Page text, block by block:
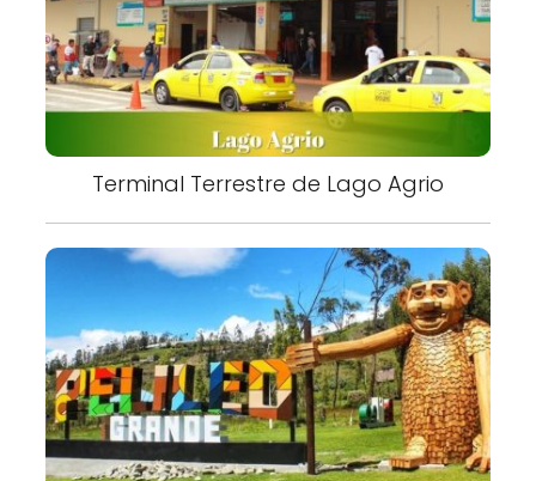
Terminal Terrestre de Lago Agrio